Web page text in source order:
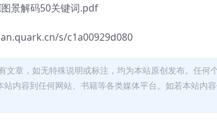
景解码50关键词.pdf
s/c1a00929d080
文章，如无特殊说明或标注，均为本站原创发布。任何
站内容到任何网站、书籍等各类媒体平台。如若本站内